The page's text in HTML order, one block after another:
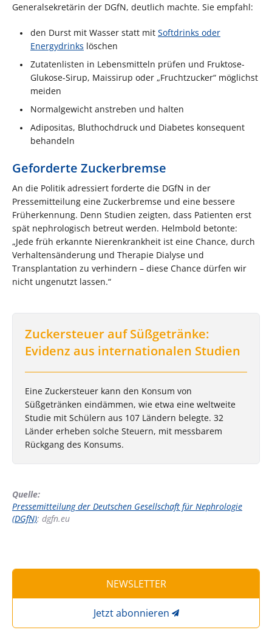
Generalsekretärin der DGfN, deutlich machte. Sie empfahl:
den Durst mit Wasser statt mit Softdrinks oder
Energydrinks löschen
Zutatenlisten in Lebensmitteln prüfen und Fruktose-
Glukose-Sirup, Mais­sirup oder „Fruchtzucker“ möglichst
meiden
Normalgewicht anstreben und halten
Adipositas, Bluthochdruck und Diabetes konsequent
behandeln
Geforderte Zuckerbremse
An die Politik adressiert forderte die DGfN in der
Pressemitteilung eine Zuckerbremse und eine bessere
Früherkennung. Denn Studien zeigten, dass Patienten erst
spät nephrologisch betreut werden. Helmbold betonte:
„Jede früh erkannte Nierenkrankheit ist eine Chance, durch
Verhaltensänderung und Therapie Dialyse und
Transplantation zu verhindern – diese Chance dürfen wir
nicht ungenutzt lassen.“
Zuckersteuer auf Süßgetränke:
Evidenz aus internationalen Studien
Eine Zuckersteuer kann den Konsum von
Süßgetränken eindämmen, wie etwa eine weltweite
Studie mit Schülern aus 107 Ländern belegte. 32
Länder erheben solche Steuern, mit messbarem
Rückgang des Konsums.
Quelle:
Pressemitteilung der Deutschen Gesellschaft für Nephrologie
(DGfN): dgfn.eu
NEWSLETTER
Jetzt abonnieren